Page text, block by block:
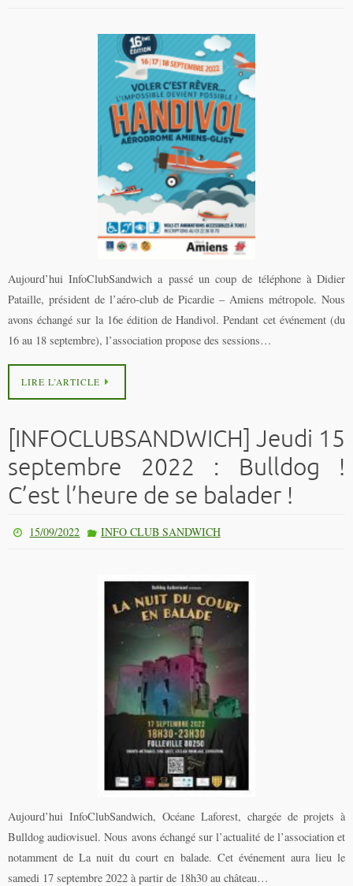
Aujourd’hui InfoClubSandwich a passé un coup de téléphone à Didier
Pataille, président de l’aéro-club de Picardie – Amiens métropole. Nous
avons échangé sur la 16e édition de Handivol. Pendant cet événement (du
16 au 18 septembre), l’association propose des sessions…
LIRE L’ARTICLE
[INFOCLUBSANDWICH] Jeudi 15
septembre 2022 : Bulldog !
C’est l’heure de se balader !
15/09/2022 INFO CLUB SANDWICH
Aujourd’hui InfoClubSandwich, Océane Laforest, chargée de projets à
Bulldog audiovisuel. Nous avons échangé sur l’actualité de l’association et
notamment de La nuit du court en balade. Cet événement aura lieu le
samedi 17 septembre 2022 à partir de 18h30 au château…